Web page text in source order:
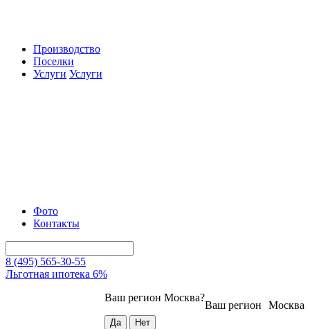
Производство
Поселки
Услуги Услуги
Фото
Контакты
8 (495) 565-30-55
Льготная ипотека 6%
Москва
Ваш регион
Ваш регион Москва?